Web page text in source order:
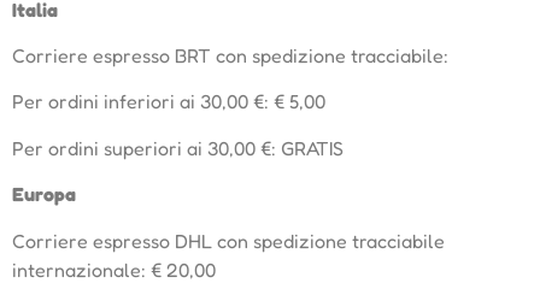
Italia
Corriere espresso BRT con spedizione tracciabile:
Per ordini inferiori ai 30,00 €: € 5,00
Per ordini superiori ai 30,00 €: GRATIS
Europa
Corriere espresso DHL con spedizione tracciabile
internazionale: € 20,00